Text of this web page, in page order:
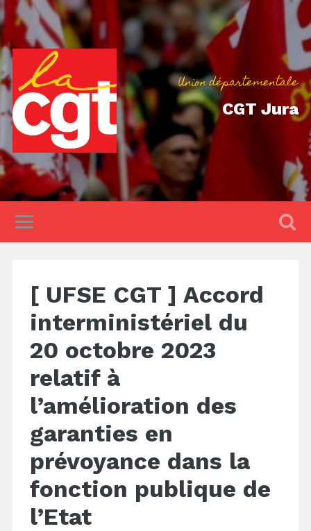
Union départementale
CGT Jura
[ UFSE CGT ] Accord
interministériel du
20 octobre 2023
relatif à
l’amélioration des
garanties en
prévoyance dans la
fonction publique de
l’Etat